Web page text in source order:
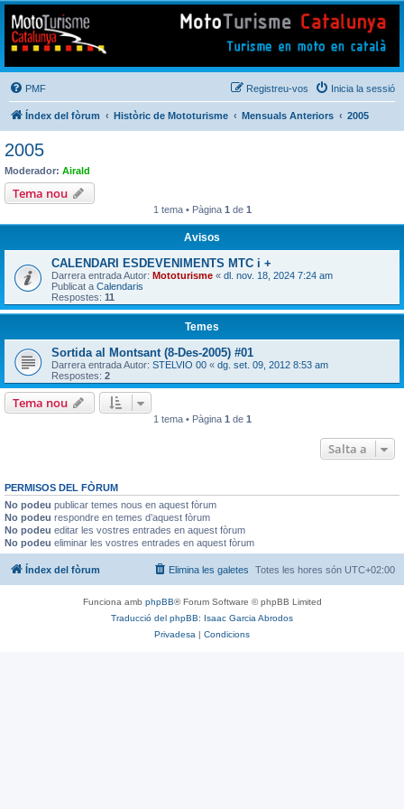
Mototurisme
Turisme en moto en català
PMF Inicia la sessió
Registreu-vos
Índex del fòrum Històric de Mototurisme Mensuals Anteriors 2005
2005
Moderador: Airald
Tema nou
1 tema • Pàgina 1 de 1
Avisos
CALENDARI ESDEVENIMENTS MTC i +
Darrera entrada Autor: Mototurisme « dl. nov. 18, 2024 7:24 am
Publicat a Calendaris
Respostes: 11
Temes
Sortida al Montsant (8-Des-2005) #01
Darrera entrada Autor: STELVIO 00 « dg. set. 09, 2012 8:53 am
Respostes: 2
Tema nou
1 tema • Pàgina 1 de 1
Salta a
PERMISOS DEL FÒRUM
No podeu publicar temes nous en aquest fòrum
No podeu respondre en temes d’aquest fòrum
No podeu editar les vostres entrades en aquest fòrum
No podeu eliminar les vostres entrades en aquest fòrum
Índex del fòrum Totes les hores són UTC+02:00
Elimina les galetes
Funciona amb phpBB® Forum Software © phpBB Limited
Traducció del phpBB: Isaac Garcia Abrodos
Privadesa | Condicions